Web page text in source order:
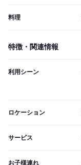
料理
特徴・関連情報
利用シーン
ロケーション
サービス
お子様連れ